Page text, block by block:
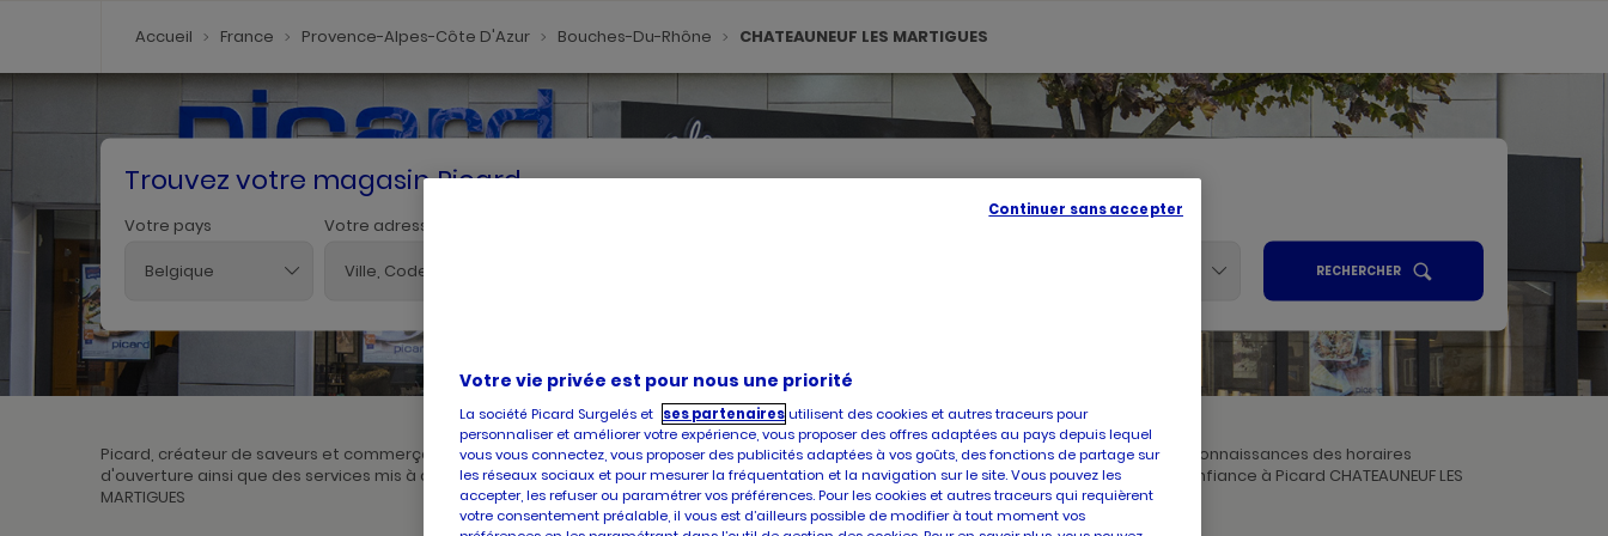
Accueil France Provence-Alpes-Côte D'Azur Bouches-Du-Rhône CHATEAUNEUF LES MARTIGUES
Trouvez votre magasin Picard
Votre pays
Belgique
Votre adresse
RECHERCHERUN
POINT
VENTE
Picard, créateur de saveurs et commerçant de proximité, vous accueille dans l'un de ses magasins à CHATEAUNEUF LES MARTIGUES. Prenez connaissances des horaires
d'ouverture ainsi que des services mis à disposition par votre magasin. Pour l'achat et la livraison de produits surgelés de qualité, faites confiance à Picard CHATEAUNEUF LES
MARTIGUES
Votre vie privée est pour nous une priorité
La société Picard Surgelés et ses partenairesutilisent des cookies et autres traceurs pour
personnaliser et améliorer votre expérience, vous proposer des offres adaptées au pays depuis lequel
vous vous connectez, vous proposer des publicités adaptées à vos goûts, des fonctions de partage sur
les réseaux sociaux et pour mesurer la fréquentation et la navigation sur le site. Vous pouvez les
accepter, les refuser ou paramétrer vos préférences. Pour les cookies et autres traceurs qui requièrent
votre consentement préalable, il vous est d’ailleurs possible de modifier à tout moment vos
Continuer sans accepter